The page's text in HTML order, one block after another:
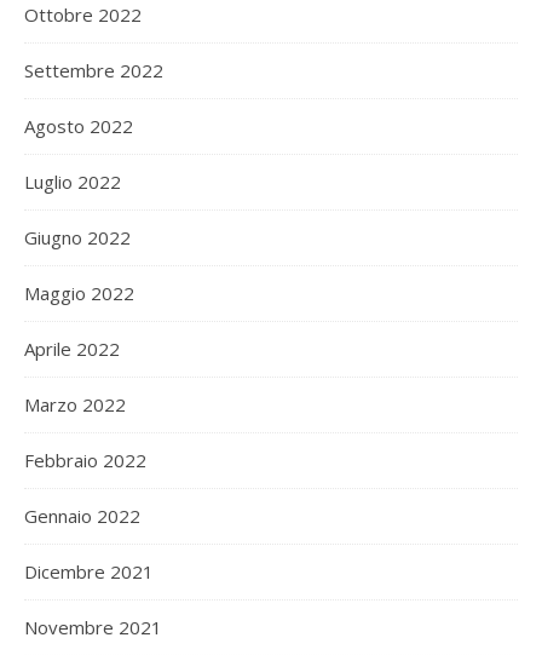
Ottobre 2022
Settembre 2022
Agosto 2022
Luglio 2022
Giugno 2022
Maggio 2022
Aprile 2022
Marzo 2022
Febbraio 2022
Gennaio 2022
Dicembre 2021
Novembre 2021